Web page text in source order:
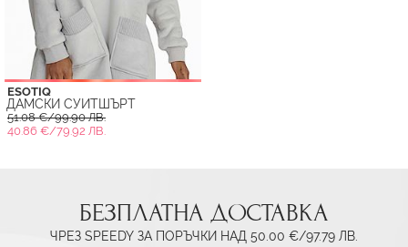
ESOTIQ
ДАМСКИ СУИТШЪРТ
51.08 €/99.90 ЛВ.
40.86 €/79.92 ЛВ.
БЕЗПЛАТНА ДОСТАВКА
ЧРЕЗ SPEEDY ЗА ПОРЪЧКИ НАД 50.00 €/97.79 ЛВ.